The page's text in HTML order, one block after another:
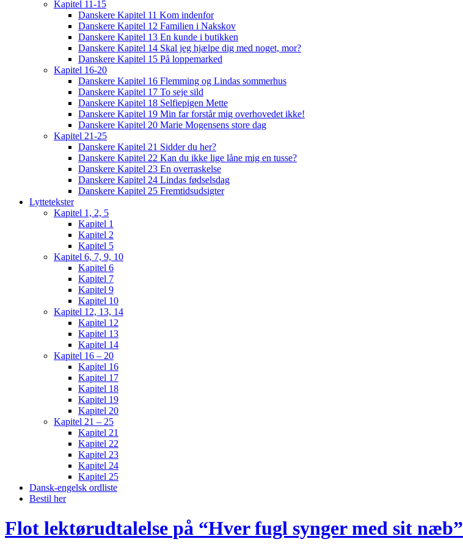
Kapitel 11-15
Danskere Kapitel 11 Kom indenfor
Danskere Kapitel 12 Familien i Nakskov
Danskere Kapitel 13 En kunde i butikken
Danskere Kapitel 14 Skal jeg hjælpe dig med noget, mor?
Danskere Kapitel 15 På loppemarked
Kapitel 16-20
Danskere Kapitel 16 Flemming og Lindas sommerhus
Danskere Kapitel 17 To seje sild
Danskere Kapitel 18 Selfiepigen Mette
Danskere Kapitel 19 Min far forstår mig overhovedet ikke!
Danskere Kapitel 20 Marie Mogensens store dag
Kapitel 21-25
Danskere Kapitel 21 Sidder du her?
Danskere Kapitel 22 Kan du ikke lige låne mig en tusse?
Danskere Kapitel 23 En overraskelse
Danskere Kapitel 24 Lindas fødselsdag
Danskere Kapitel 25 Fremtidsudsigter
Lyttetekster
Kapitel 1, 2, 5
Kapitel 1
Kapitel 2
Kapitel 5
Kapitel 6, 7, 9, 10
Kapitel 6
Kapitel 7
Kapitel 9
Kapitel 10
Kapitel 12, 13, 14
Kapitel 12
Kapitel 13
Kapitel 14
Kapitel 16 – 20
Kapitel 16
Kapitel 17
Kapitel 18
Kapitel 19
Kapitel 20
Kapitel 21 – 25
Kapitel 21
Kapitel 22
Kapitel 23
Kapitel 24
Kapitel 25
Dansk-engelsk ordliste
Bestil her
Flot lektørudtalelse på “Hver fugl synger med sit næb”